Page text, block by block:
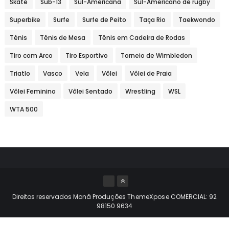
Skate Sub-13 Sul-Americana Sul-Americano de rugby
Superbike Surfe Surfe de Peito Taça Rio Taekwondo
Tênis Tênis de Mesa Tênis em Cadeira de Rodas
Tiro com Arco Tiro Esportivo Torneio de Wimbledon
Triatlo Vasco Vela Vôlei Vôlei de Praia
Vôlei Feminino Vôlei Sentado Wrestling WSL
WTA 500
Direitos reservados Monã Produções ThemeXposeCOMERCIAL: 92
98150 9634